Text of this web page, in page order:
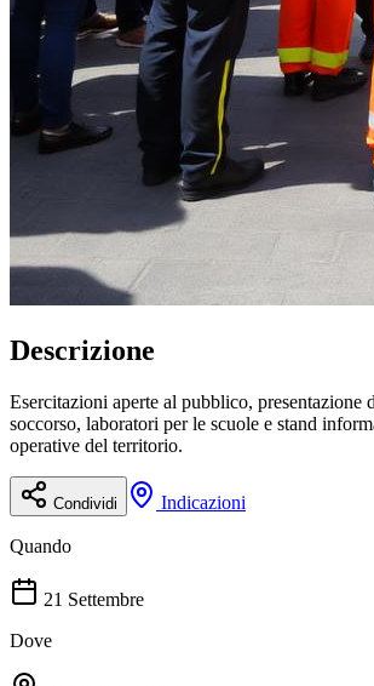
Descrizione
Esercitazioni aperte al pubblico, presentazione
soccorso, laboratori per le scuole e stand
operative del territorio.
Condividi Indicazioni
Quando
21 Settembre
Dove